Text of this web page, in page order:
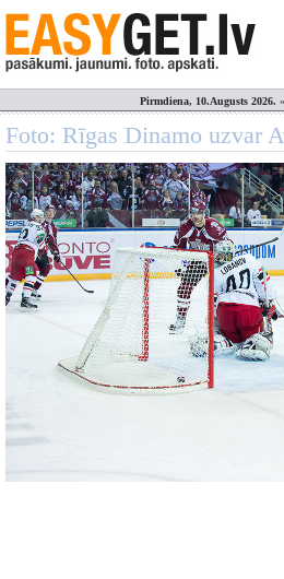
Pirmdiena, 10.Augusts 2026.
Foto: Rīgas Dinamo uzvar